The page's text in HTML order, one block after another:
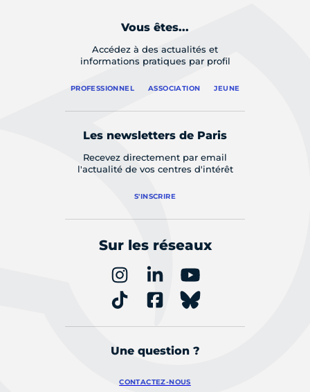
Vous êtes...
Accédez à des actualités et
informations pratiques par profil
PROFESSIONNEL ASSOCIATION JEUNE
Les newsletters de Paris
Recevez directement par email
l'actualité de vos centres d'intérêt
S'INSCRIRE
Sur les réseaux
Une question ?
CONTACTEZ-NOUS